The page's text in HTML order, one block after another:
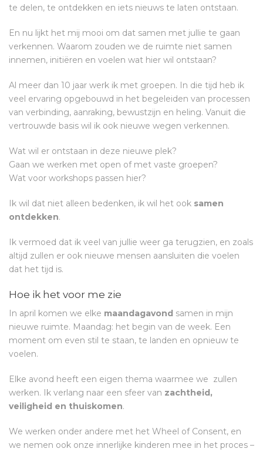
te delen, te ontdekken en iets nieuws te laten ontstaan.
En nu lijkt het mij mooi om dat samen met jullie te gaan
verkennen. Waarom zouden we de ruimte niet samen
innemen, initiëren en voelen wat hier wil ontstaan?
Al meer dan 10 jaar werk ik met groepen. In die tijd heb ik
veel ervaring opgebouwd in het begeleiden van processen
van verbinding, aanraking, bewustzijn en heling. Vanuit die
vertrouwde basis wil ik ook nieuwe wegen verkennen.
Wat wil er ontstaan in deze nieuwe plek?
Gaan we werken met open of met vaste groepen?
Wat voor workshops passen hier?
Ik wil dat niet alleen bedenken, ik wil het ook samen
ontdekken.
Ik vermoed dat ik veel van jullie weer ga terugzien, en zoals
altijd zullen er ook nieuwe mensen aansluiten die voelen
dat het tijd is.
Hoe ik het voor me zie
In april komen we elke maandagavond samen in mijn
nieuwe ruimte. Maandag: het begin van de week. Een
moment om even stil te staan, te landen en opnieuw te
voelen.
Elke avond heeft een eigen thema waarmee we zullen
werken. Ik verlang naar een sfeer van zachtheid,
veiligheid en thuiskomen.
We werken onder andere met het Wheel of Consent, en
we nemen ook onze innerlijke kinderen mee in het proces –